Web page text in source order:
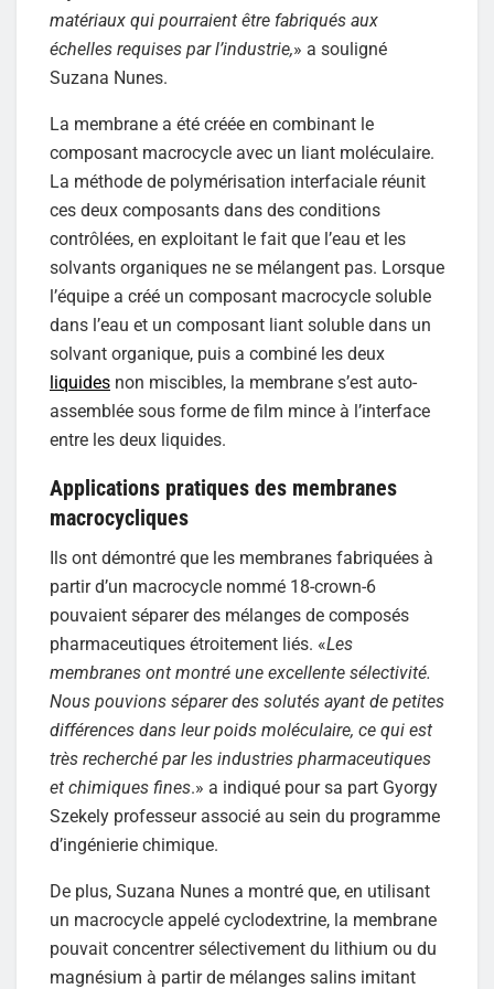
matériaux qui pourraient être fabriqués aux
échelles requises par l’industrie,» a souligné
Suzana Nunes.
La membrane a été créée en combinant le
composant macrocycle avec un liant moléculaire.
La méthode de polymérisation interfaciale réunit
ces deux composants dans des conditions
contrôlées, en exploitant le fait que l’eau et les
solvants organiques ne se mélangent pas. Lorsque
l’équipe a créé un composant macrocycle soluble
dans l’eau et un composant liant soluble dans un
solvant organique, puis a combiné les deux
liquides non miscibles, la membrane s’est auto-
assemblée sous forme de film mince à l’interface
entre les deux liquides.
Applications pratiques des membranes
macrocycliques
Ils ont démontré que les membranes fabriquées à
partir d’un macrocycle nommé 18-crown-6
pouvaient séparer des mélanges de composés
pharmaceutiques étroitement liés. «Les
membranes ont montré une excellente sélectivité.
Nous pouvions séparer des solutés ayant de petites
différences dans leur poids moléculaire, ce qui est
très recherché par les industries pharmaceutiques
et chimiques fines.» a indiqué pour sa part Gyorgy
Szekely professeur associé au sein du programme
d’ingénierie chimique.
De plus, Suzana Nunes a montré que, en utilisant
un macrocycle appelé cyclodextrine, la membrane
pouvait concentrer sélectivement du lithium ou du
magnésium à partir de mélanges salins imitant